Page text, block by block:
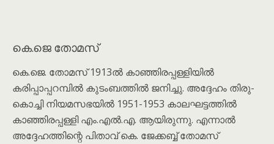
കെ.ജെ തോമസ്
കെ.ജെ. തോമസ് 1913ൽ കാഞ്ഞിരപ്പള്ളിയിൽ
കരിപ്പാപ്പറമ്പിൽ കുടംബത്തിൽ ജനിച്ചു. അദ്ദേഹം തിരു-
കൊച്ചി നിയമസഭയിൽ 1951-1953 കാലഘട്ടത്തിൽ
കാഞ്ഞിരപ്പള്ളി എം.എൽ.എ. ആയിരുന്നു. എന്നാൽ
അദ്ദേഹത്തിന്റെ പിതാവ് കെ. ജേക്കബ്ബ് തോമസ്